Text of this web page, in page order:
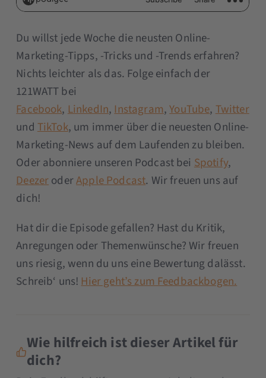
Du willst jede Woche die neusten Online-
Marketing-Tipps, -Tricks und -Trends erfahren?
Nichts leichter als das. Folge einfach der
121WATT bei
Facebook, LinkedIn,Instagram,YouTube, Twitter
und TikTok, um immer über die neuesten Online-
Marketing-News auf dem Laufenden zu bleiben.
Oder abonniere unseren Podcast bei Spotify,
DeezeroderApple Podcast. Wir freuen uns auf
dich!
Hat dir die Episode gefallen? Hast du Kritik,
Anregungen oder Themenwünsche? Wir freuen
uns riesig, wenn du uns eine Bewertung dalässt.
Schreib‘ uns!Hier geht’s zum Feedbackbogen.
Wie hilfreich ist dieser Artikel für
dich?